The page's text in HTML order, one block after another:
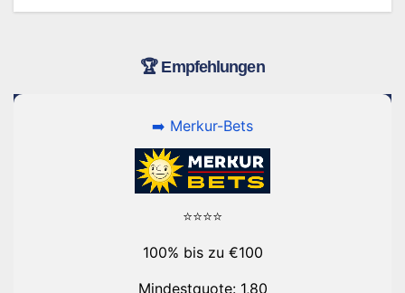
🏆 Empfehlungen
➡️ Merkur-Bets
⭐⭐⭐⭐
100% bis zu €100
Mindestquote: 1,80